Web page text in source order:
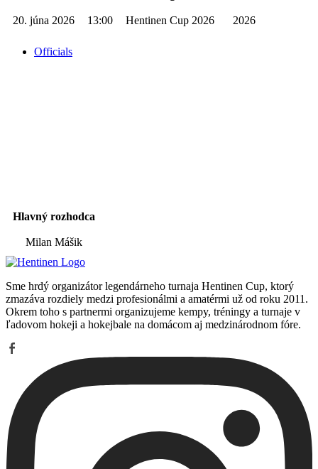
20. júna 2026 13:00 Hentinen Cup 2026 2026
Officials
Hlavný rozhodca
Milan Mášik
Sme hrdý organizátor legendárneho turnaja Hentinen Cup, ktorý
zmazáva rozdiely medzi profesionálmi a amatérmi už od roku 2011.
Okrem toho s partnermi organizujeme kempy, tréningy a turnaje v
ľadovom hokeji a hokejbale na domácom aj medzinárodnom fóre.